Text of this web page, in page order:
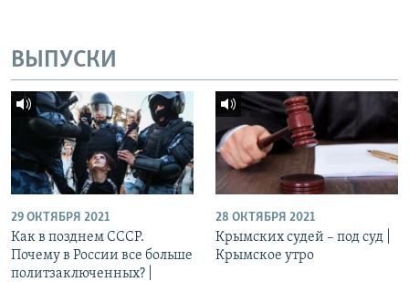
ВЫПУСКИ
29 ОКТЯБРЯ 2021
Как в позднем СССР.
Почему в России все больше
политзаключенных? |
28 ОКТЯБРЯ 2021
Крымских судей – под суд |
Крымское утро